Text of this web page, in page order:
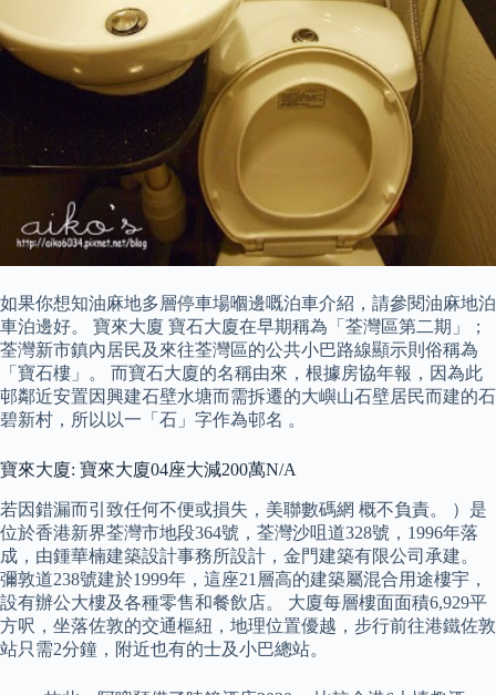
如果你想知油麻地多層停車場嗰邊嘅泊車介紹，請參閱油麻地泊
車泊邊好。 寶來大廈 寶石大廈在早期稱為「荃灣區第二期」；
荃灣新市鎮內居民及來往荃灣區的公共小巴路線顯示則俗稱為
「寶石樓」。 而寶石大廈的名稱由來，根據房協年報，因為此
邨鄰近安置因興建石壁水塘而需拆遷的大嶼山石壁居民而建的石
碧新村，所以以一「石」字作為邨名 。
寶來大廈: 寶來大廈04座大減200萬N/A
若因錯漏而引致任何不便或損失，美聯數碼網 概不負責。 ）是
位於香港新界荃灣市地段364號，荃灣沙咀道328號，1996年落
成，由鍾華楠建築設計事務所設計，金門建築有限公司承建。
彌敦道238號建於1999年，這座21層高的建築屬混合用途樓宇，
設有辦公大樓及各種零售和餐飲店。 大廈每層樓面面積6,929平
方呎，坐落佐敦的交通樞紐，地理位置優越，步行前往港鐵佐敦
站只需2分鐘，附近也有的士及小巴總站。